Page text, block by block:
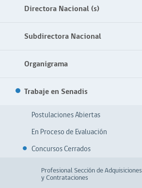
Directora Nacional (s)
Subdirectora Nacional
Organigrama
Trabaje en Senadis
Postulaciones Abiertas
En Proceso de Evaluación
Concursos Cerrados
Profesional Sección de Adquisiciones
y Contrataciones